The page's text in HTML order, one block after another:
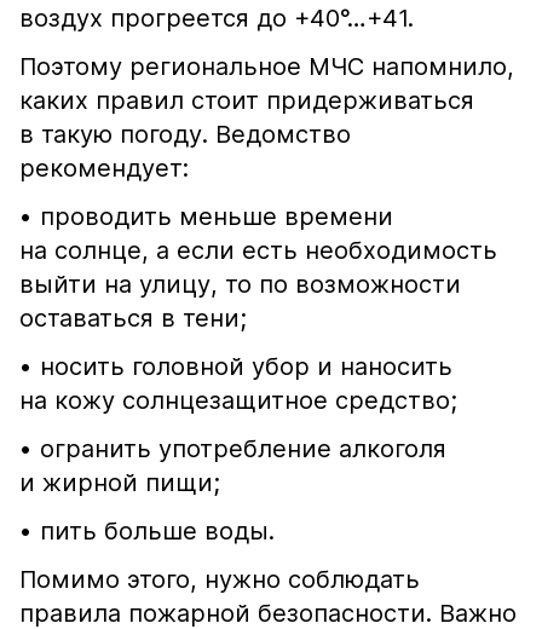
воздух прогреется до +40°…+41.
Поэтому региональное МЧС напомнило,
каких правил стоит придерживаться
в такую погоду. Ведомство
рекомендует:
• проводить меньше времени
на солнце, а если есть необходимость
выйти на улицу, то по возможности
оставаться в тени;
• носить головной убор и наносить
на кожу солнцезащитное средство;
• огранить употребление алкоголя
и жирной пищи;
• пить больше воды.
Помимо этого, нужно соблюдать
правила пожарной безопасности. Важно